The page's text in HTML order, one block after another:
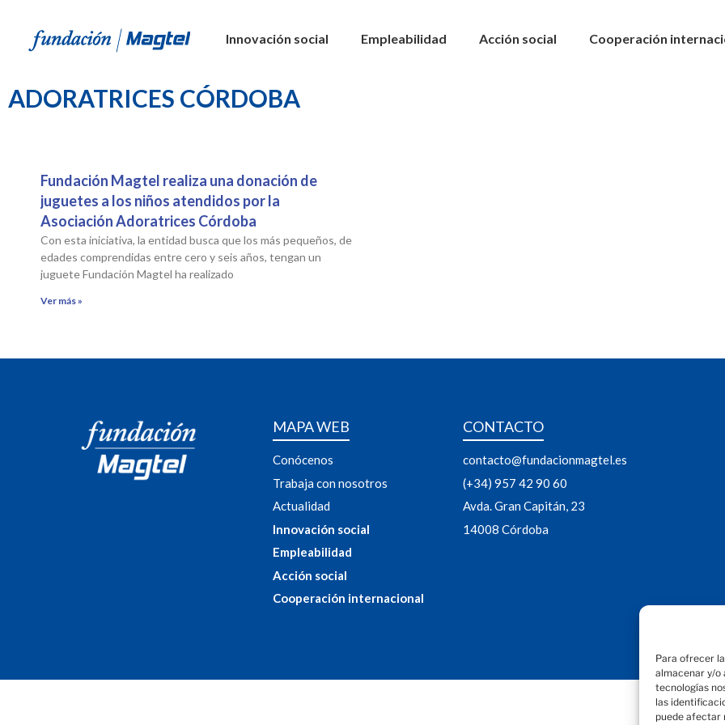
Para ofrecer
almacenar y/o
tecnologías
las
puede afectar
Innovación social Empleabilidad Acción social Cooperación
ADORATRICES CÓRDOBA
Fundación Magtel realiza una donación de
juguetes a los niños atendidos por la
Asociación Adoratrices Córdoba
Con esta iniciativa, la entidad busca que los más pequeños, de
edades comprendidas entre cero y seis años, tengan un
juguete Fundación Magtel ha realizado
Ver más »
MAPA WEB
Conócenos
Trabaja con nosotros
Actualidad
Innovación social
Empleabilidad
Acción social
Cooperación internacional
CONTACTO
contacto@fundacionmagtel.es
(+34) 957 42 90 60
Avda. Gran Capitán, 23
14008 Córdoba